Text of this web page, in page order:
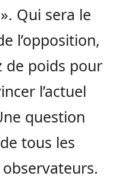
Qui sera le
l’opposition,
de poids pour
l’actuel
question
tous les